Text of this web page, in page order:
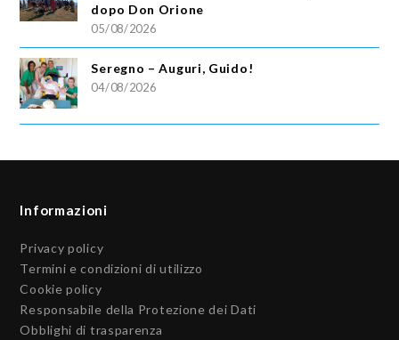
dopo Don Orione
05/08/2026
Seregno – Auguri, Guido!
04/08/2026
Informazioni
Privacy policy
Termini e condizioni di utilizzo
Cookie policy
Responsabile della Protezione dei Dati
Obblighi di trasparenza